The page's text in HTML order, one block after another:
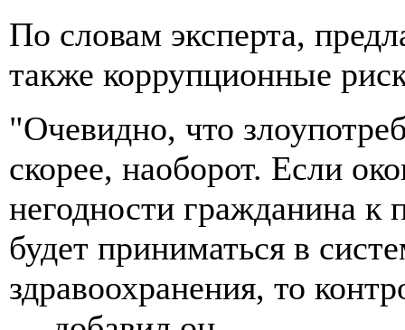
По словам эксперта,
также коррупционные
"Очевидно, что
скорее, наоборот. Если
негодности гражданина
будет приниматься в
здравоохранения, то